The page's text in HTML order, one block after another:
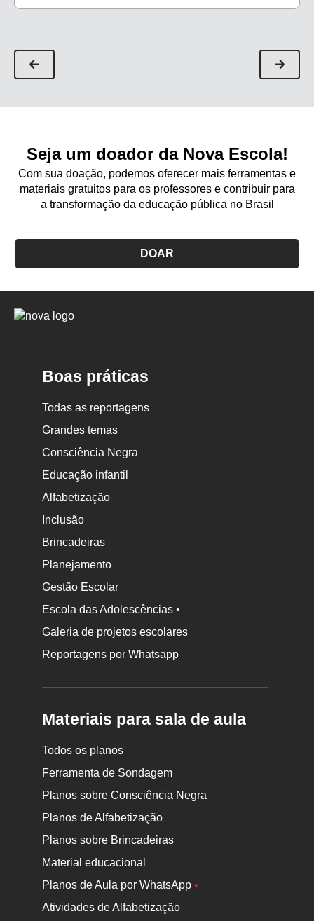
Seja um doador da Nova Escola!
Com sua doação, podemos oferecer mais ferramentas e
materiais gratuitos para os professores e contribuir para
a transformação da educação pública no Brasil
DOAR
Logo
Boas práticas
Todas as reportagens
Grandes temas
Consciência Negra
Educação infantil
Alfabetização
Inclusão
Brincadeiras
Planejamento
Gestão Escolar
Escola das Adolescências •
Galeria de projetos escolares
Reportagens por Whatsapp
Materiais para sala de aula
Todos os planos
Ferramenta de Sondagem
Planos sobre Consciência Negra
Planos de Alfabetização
Planos sobre Brincadeiras
Material educacional
Planos de Aula por WhatsApp•
Atividades de Alfabetização